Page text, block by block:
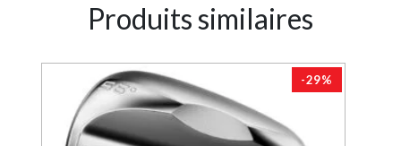
Produits similaires
-29%